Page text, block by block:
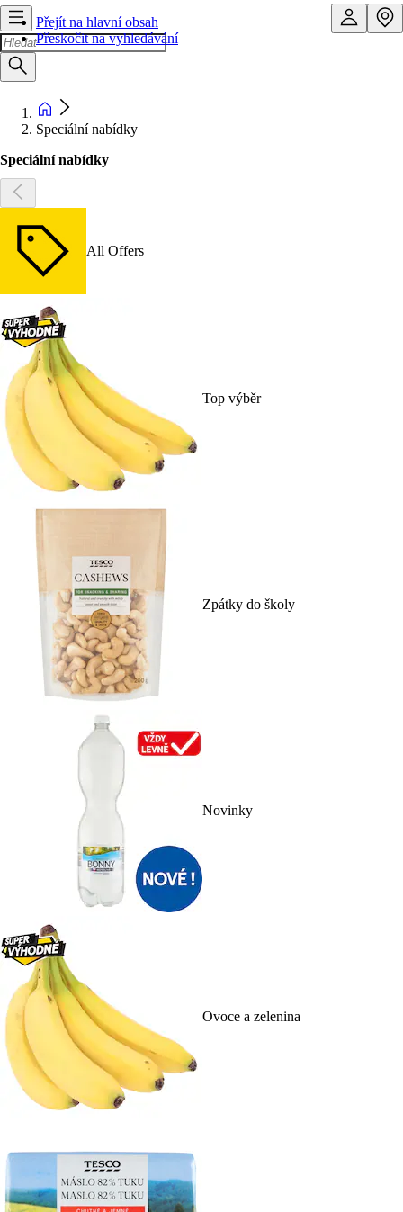
Přejít na hlavní obsah
Přeskočit na vyhledávání
Speciální nabídky
Speciální nabídky
All Offers
Top výběr
Zpátky do školy
Novinky
Ovoce a zelenina